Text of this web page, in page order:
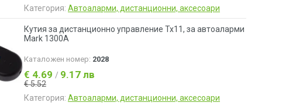
Категория: Автоаларми, дистанционни, аксесоари
Кутия за дистанционно управление Tx11, за автоаларми
Mark 1300A
Каталожен номер: 2028
€ 4.69 / 9.17 лв
€ 5.52
Категория: Автоаларми, дистанционни, аксесоари